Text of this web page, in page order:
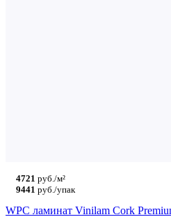
4721 руб./м²
9441 руб./упак
WPC ламинат Vinilam Cork